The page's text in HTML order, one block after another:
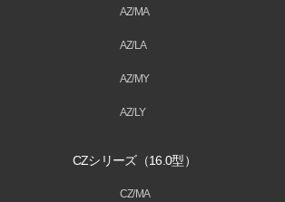
AZ/MA
AZ/LA
AZ/MY
AZ/LY
CZシリーズ（16.0型）
CZ/MA